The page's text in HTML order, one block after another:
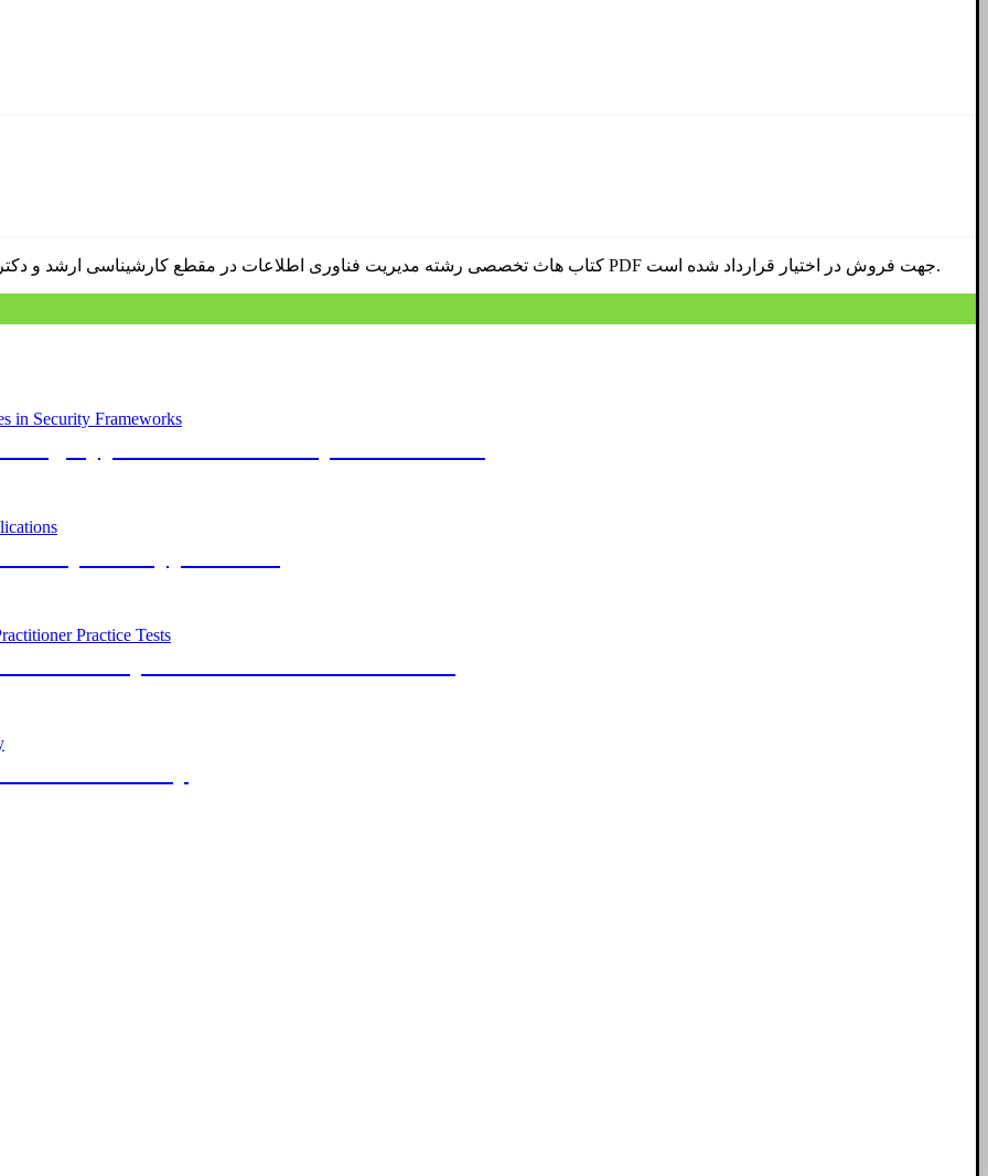
کتاب هاث تخصصی رشته مدیریت فناوری اطلاعات در مقطع کارشیناسی ارشد و دکتری تخصصی در این بخش جهت بهره برداری معرفی و به صورت فایل PDF جهت فروش در اختیار قرارداد شده است.